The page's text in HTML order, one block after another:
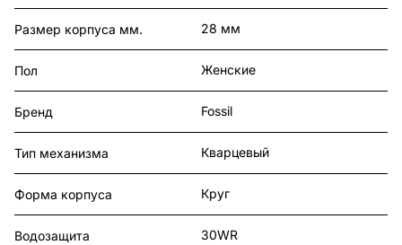
Размер корпуса мм. 28 мм
Пол Женские
Бренд Fossil
Тип механизма Кварцевый
Форма корпуса Круг
Водозащита 30WR